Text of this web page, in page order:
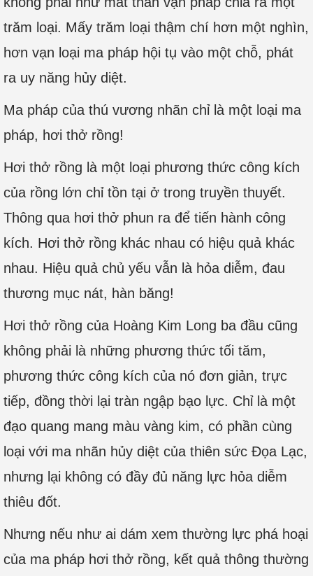
trăm loại. Mấy trăm loại thậm chí hơn một nghìn,
hơn vạn loại ma pháp hội tụ vào một chỗ, phát
ra uy năng hủy diệt.
Ma pháp của thú vương nhãn chỉ là một loại ma
pháp, hơi thở rồng!
Hơi thở rồng là một loại phương thức công kích
của rồng lớn chỉ tồn tại ở trong truyền thuyết.
Thông qua hơi thở phun ra để tiến hành công
kích. Hơi thở rồng khác nhau có hiệu quả khác
nhau. Hiệu quả chủ yếu vẫn là hỏa diễm, đau
thương mục nát, hàn băng!
Hơi thở rồng của Hoàng Kim Long ba đầu cũng
không phải là những phương thức tối tăm,
phương thức công kích của nó đơn giản, trực
tiếp, đồng thời lại tràn ngập bạo lực. Chỉ là một
đạo quang mang màu vàng kim, có phần cùng
loại với ma nhãn hủy diệt của thiên sức Đọa Lạc,
nhưng lại không có đầy đủ năng lực hỏa diễm
thiêu đốt.
Nhưng nếu như ai dám xem thường lực phá hoại
của ma pháp hơi thở rồng, kết quả thông thường